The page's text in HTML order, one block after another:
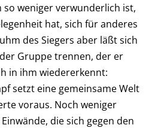
so weniger verwunderlich ist,
hat, sich für anderes
des Siegers aber läßt sich
Gruppe trennen, der er
in ihm wiedererkennt:
setzt eine gemeinsame Welt
voraus. Noch weniger
die sich gegen den